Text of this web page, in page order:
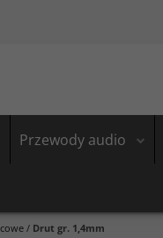
Przewody audio
/ Drut gr. 1,4mm